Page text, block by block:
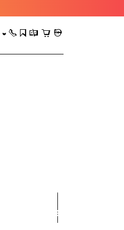
visualizza
tutto